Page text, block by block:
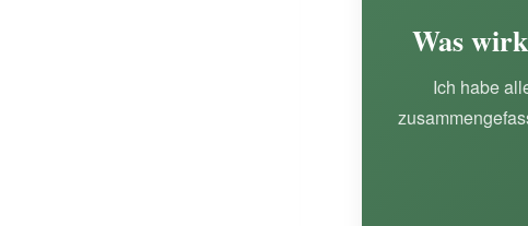
Was
Ich habe